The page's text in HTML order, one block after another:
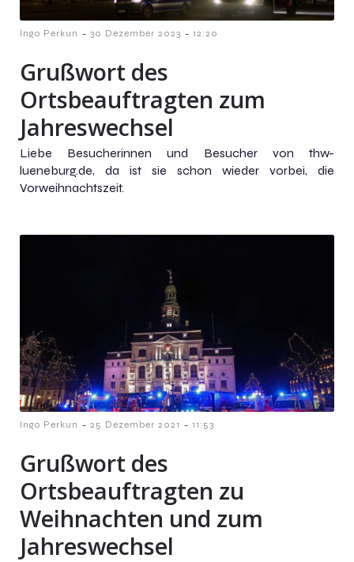
Ingo Perkun - 30 Dezember 2023 - 12:20
Grußwort des
Ortsbeauftragten zum
Jahreswechsel
Liebe Besucherinnen und Besucher von thw-
lueneburg.de, da ist sie schon wieder vorbei, die
Vorweihnachtszeit.
Ingo Perkun - 25 Dezember 2021 - 11:53
Grußwort des
Ortsbeauftragten zu
Weihnachten und zum
Jahreswechsel